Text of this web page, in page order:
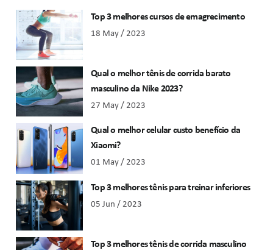
Top 3 melhores cursos de emagrecimento
18 May / 2023
Qual o melhor tênis de corrida barato
masculino da Nike 2023?
27 May / 2023
Qual o melhor celular custo benefício da
Xiaomi?
01 May / 2023
Top 3 melhores tênis para treinar inferiores
05 Jun / 2023
Top 3 melhores tênis de corrida masculino